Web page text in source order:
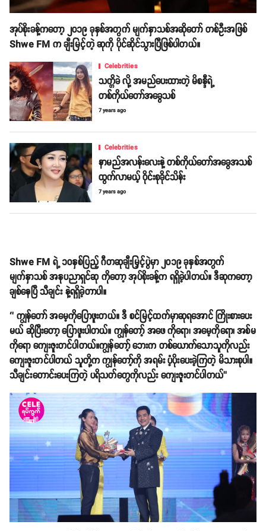
အုပ်စိုးခန့်ကတော့ ၂၀၁၉ ခုနှစ်အတွက် မျက်နှာသစ်အဆိုတော် တစ်ဦးအဖြစ်
Shwe FM က ချီးမြင့်တဲ့ ဆုကို ပိုင်ဆိုင်သွားပြီဖြစ်ပါတယ်။
Celebrities
သတ္တိခဲ လို့ အမည်ပေးထားတဲ့ မိစန္ဒီရဲ့
တစ်ကိုယ်တော်အခွေသစ်
7 years ago
Celebrities
နာမည်အလန်းလေးနဲ့ တစ်ကိုယ်တော်အခွေအသစ်
ထွက်လာမယ့် ဝိုင်းစုခိုင်သိန်း
7 years ago
Shwe FM ရဲ့ ၁၀နှစ်ပြည့် ဂီတဆုချီးမြှင့်ပွဲမှာ ၂၀၁၉ ခုနှစ်အတွက်
မျက်နှာသစ် အနုပညာရှင်ဆု ကိုတော့ အုပ်စိုးခန့်က ရရှိခဲ့ပါတယ်။ ဒီဆုကတော့
ချစ်နေပြီ သီချင်း နဲ့ရရှိခဲ့တာပါ။
‘’ ကျွန်တော် အမေ့ကိုပြောဖူးတယ်။ ဒီ စင်မြင့်ထက်မှာဆုရအောင် ကြိုးစားပေး
မယ် ဆိုပြီးတော့ ပြောဖူးပါတယ်။ ကျွန်တော့် အဖေ ကိုရော၊ အမေ့ကိုရော၊ အစ်မ
ကိုရော ကျေးဇူးတင်ပါတယ်။ကျွန်တော့် ဘေးက တစ်ယောက်သောသူကိုလည်း
ကျေးဇူးတင်ပါတယ် သူတို့က ကျွန်တော့်ကို အရမ်း ပံ့ပိုးပေးခဲ့ကြတဲ့ မိသားစုပါ။
သီချင်းတောင်းပေးကြတဲ့ ပရိသတ်တွေကိုလည်း ကျေးဇူးတင်ပါတယ်’’